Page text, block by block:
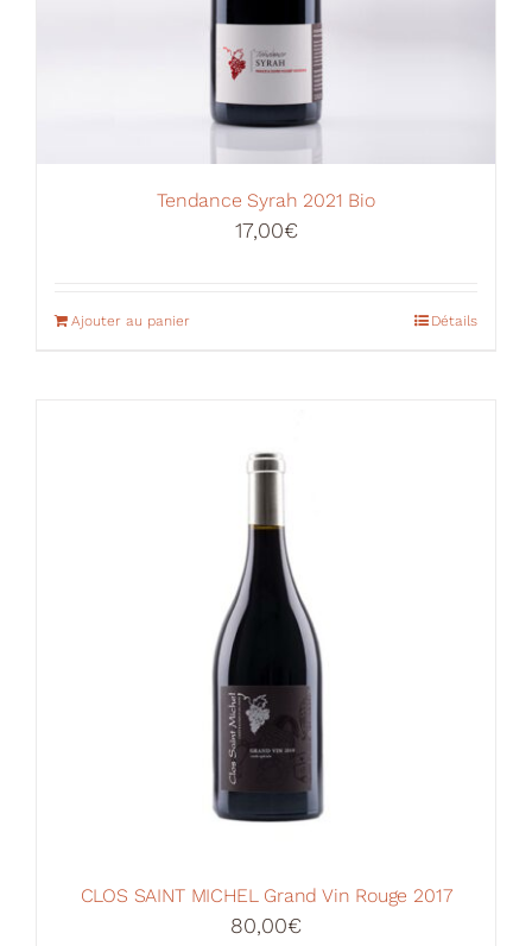
Tendance Syrah 2021 Bio
17,00€
Ajouter au panier Détails
CLOS SAINT MICHEL Grand Vin Rouge 2017
80,00€